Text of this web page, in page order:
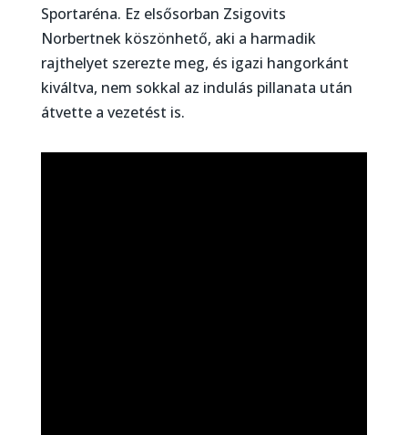
Sportaréna. Ez elsősorban Zsigovits
Norbertnek köszönhető, aki a harmadik
rajthelyet szerezte meg, és igazi hangorkánt
kiváltva, nem sokkal az indulás pillanata után
átvette a vezetést is.